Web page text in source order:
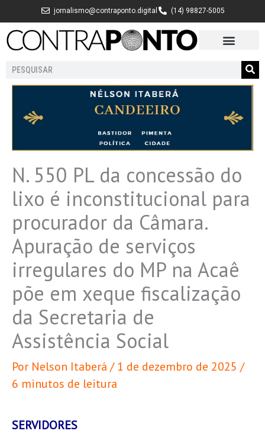
para
jornalismo@contraponto.digital (14) 98827-5005
Pesquisar
N. 550 PL da concessão do
lixo é inconstitucional para
procurador da Câmara.
Apuração de serviços
irregulares do MP na Acaê
põe em xeque fiscalização
da Secretaria de
Assistência Social
Por Nelson Itaberá /1 de dezembro de 2025 /
6 minutos de leitura
SERVIDORES